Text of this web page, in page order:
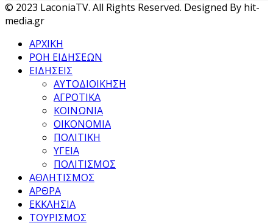
© 2023 LaconiaTV. All Rights Reserved. Designed By hit-
media.gr
ΑΡΧΙΚΗ
ΡΟΗ ΕΙΔΗΣΕΩΝ
ΕΙΔΗΣΕΙΣ
ΑΥΤΟΔΙΟΙΚΗΣΗ
ΑΓΡΟΤΙΚΑ
ΚΟΙΝΩΝΙΑ
ΟΙΚΟΝΟΜΙΑ
ΠΟΛΙΤΙΚΗ
ΥΓΕΙΑ
ΠΟΛΙΤΙΣΜΟΣ
ΑΘΛΗΤΙΣΜΟΣ
ΑΡΘΡΑ
ΕΚΚΛΗΣΙΑ
ΤΟΥΡΙΣΜΟΣ